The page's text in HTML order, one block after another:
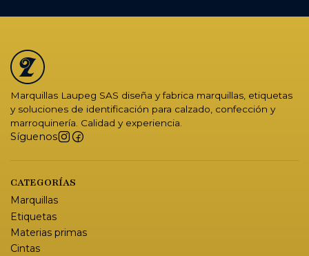
Marquillas Laupeg SAS diseña y fabrica marquillas, etiquetas
y soluciones de identificación para calzado, confección y
marroquinería. Calidad y experiencia.
Síguenos
CATEGORÍAS
Marquillas
Etiquetas
Materias primas
Cintas